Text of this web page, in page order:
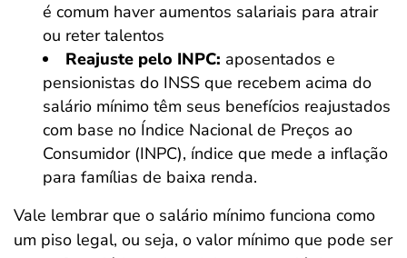
é comum haver aumentos salariais para atrair
ou reter talentos
Reajuste pelo INPC: aposentados e
pensionistas do INSS que recebem acima do
salário mínimo têm seus benefícios reajustados
com base no Índice Nacional de Preços ao
Consumidor (INPC), índice que mede a inflação
para famílias de baixa renda.
Vale lembrar que o salário mínimo funciona como
um piso legal, ou seja, o valor mínimo que pode ser